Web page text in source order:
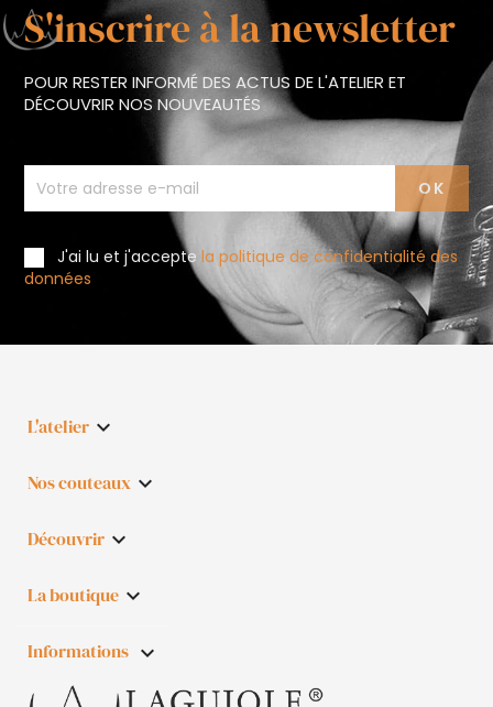
S'inscrire à la newsletter
POUR RESTER INFORMÉ DES ACTUS DE L'ATELIER ET
DÉCOUVRIR NOS NOUVEAUTÉS
J'ai lu et j'acceptela politique de confidentialité des
données
L'atelier 
Nos couteaux 
Découvrir 
La boutique 
Informations keyboard_arrow_down